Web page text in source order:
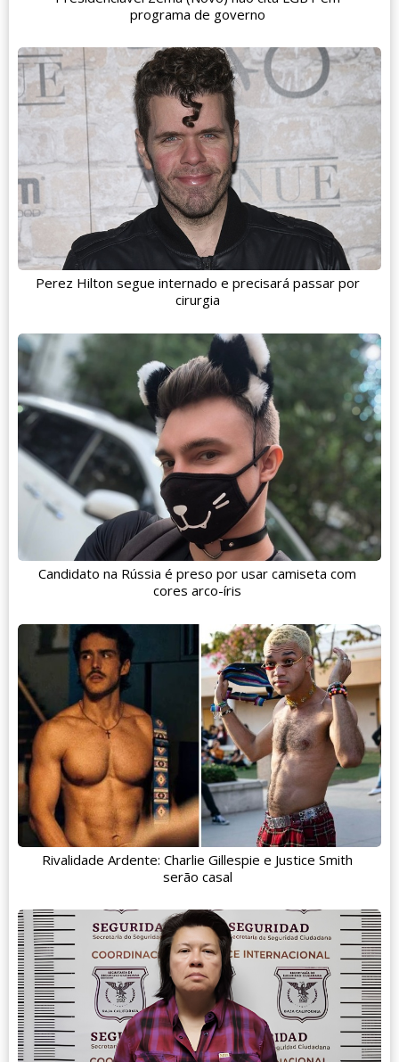
programa de governo
Perez Hilton segue internado e precisará passar por
cirurgia
Candidato na Rússia é preso por usar camiseta com
cores arco-íris
Rivalidade Ardente: Charlie Gillespie e Justice Smith
serão casal